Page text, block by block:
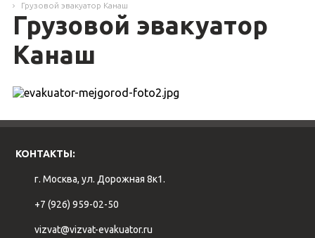
Грузовой эвакуатор Канаш
Грузовой эвакуатор
Канаш
КОНТАКТЫ:
г. Москва, ул. Дорожная 8к1.
+7 (926) 959-02-50
vizvat@vizvat-evakuator.ru